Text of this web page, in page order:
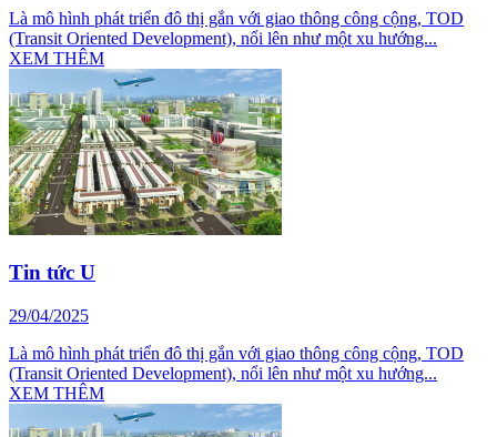
Là mô hình phát triển đô thị gắn với giao thông công cộng, TOD
(Transit Oriented Development), nổi lên như một xu hướng...
XEM THÊM
Tin tức U
29/04/2025
Là mô hình phát triển đô thị gắn với giao thông công cộng, TOD
(Transit Oriented Development), nổi lên như một xu hướng...
XEM THÊM